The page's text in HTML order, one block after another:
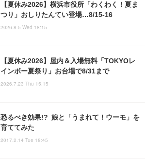
【夏休み2026】横浜市役所「わくわく！夏ま
つり」おしりたんてい登場…8/15-16
2026.8.5 Wed 18:15
【夏休み2026】屋内＆入場無料「TOKYOレ
インボー夏祭り」お台場で8/31まで
2026.7.23 Thu 15:15
恐るべき効果!? 娘と「うまれて！ウーモ」を
育ててみた
2017.2.14 Tue 18:45